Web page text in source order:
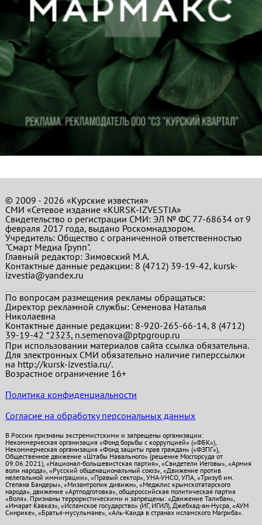
© 2009 - 2026 «Курские известия»
СМИ «Сетевое издание «KURSK-IZVESTIA»
Свидетельство о регистрации СМИ: ЭЛ № ФС 77-68634 от 9
февраля 2017 года, выдано Роскомнадзором.
Учредитель: Общество с ограниченной ответственностью
"Смарт Медиа Групп".
Главный редактор:Зимовский М.А.
Контактные данные редакции: 8 (4712) 39-19-42, kursk-
izvestia@yandex.ru
По вопросам размещения рекламы обращаться:
Директор рекламной службы: Семенова Наталья
Николаевна
Контактные данные редакции: 8-920-265-66-14, 8 (4712)
39-19-42 *2323, n.semenova@ptpgroup.ru
При использовании материалов сайта ссылка обязательна.
Для электронных СМИ обязательно наличие гиперссылки
на http://kursk-izvestia.ru/.
Возрастное ограничение 16+
Политика конфиденциальности
Согласие на обработку персональных данных
В России признаны экстремистскими и запрещены организации:
Некоммерческая организация «Фонд борьбы с коррупцией» («ФБК»),
Некоммерческая организация «Фонд защиты прав граждан» («ФЗПГ»),
Общественное движение «Штабы Навального» (решение Мосгорсуда от
09.06.2021), «Национал-большевистская партия», «Свидетели Иеговы», «Армия
воли народа», «Русский общенациональный союз», «Движение против
нелегальной иммиграции», «Правый сектор», УНА-УНСО, УПА, «Тризуб им.
Степана Бандеры», «Мизантропик дивижн», «Меджлис крымскотатарского
народа», движение «Артподготовка», общероссийская политическая партия
«Воля». Признаны террористическими и запрещены: «Движение Талибан»,
«Имарат Кавказ», «Исламское государство» (ИГ, ИГИЛ), Джебхад-ан-Нусра, «АУМ
Синрике», «Братья-мусульмане», «Аль-Каида в странах исламского Магриба».